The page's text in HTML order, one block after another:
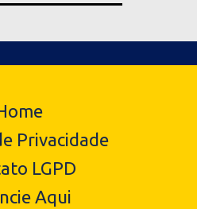
Privacidade
LGPD
Aqui